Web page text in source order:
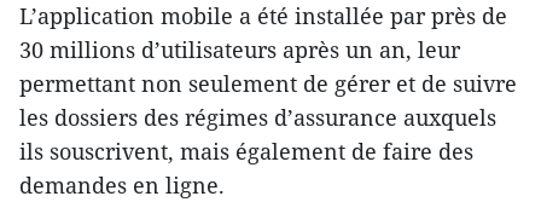
L’application mobile a été installée par près de
30 millions d’utilisateurs après un an, leur
permettant non seulement de gérer et de suivre
les dossiers des régimes d’assurance auxquels
ils souscrivent, mais également de faire des
demandes en ligne.